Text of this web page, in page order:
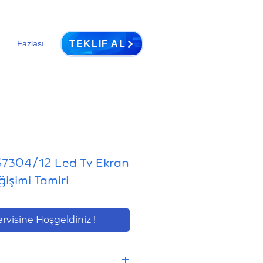
TEKLIF AL
Fazlası
12 Led Tv Ekran
Tamiri
Hoşgeldiniz !